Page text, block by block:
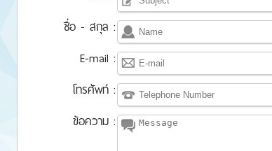
ชื่อ - สกุล :
E-mail :
โทรศัพท์ :
ข้อความ :